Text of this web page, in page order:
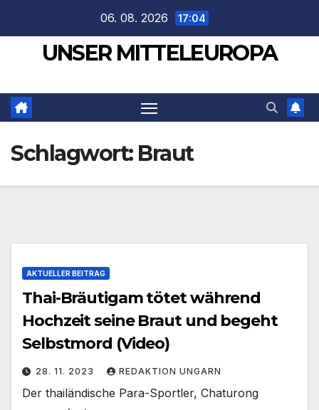
springen
06. 08. 2026 17:04
UNSER MITTELEUROPA
Schlagwort: Braut
AKTUELLER BEITRAG
Thai-Bräutigam tötet während
Hochzeit seine Braut und begeht
Selbstmord (Video)
28. 11. 2023 REDAKTION UNGARN
Der thailändische Para-Sportler, Chaturong